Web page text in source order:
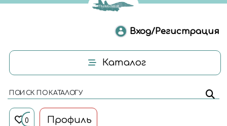
Вход/Регистрация
Каталог
ПОИСК ПО КАТАЛОГУ
0 Профиль